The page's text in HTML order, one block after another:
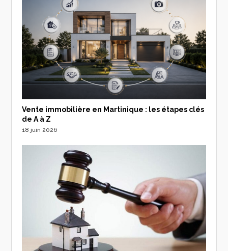
Vente immobilière en Martinique : les étapes clés
de A à Z
18 juin 2026